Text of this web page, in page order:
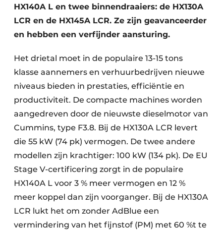
HX140A L en twee binnendraaiers: de HX130A
LCR en de HX145A LCR. Ze zijn geavanceerder
en hebben een verfijnder aansturing.
Het drietal moet in de populaire 13-15 tons
klasse aannemers en verhuurbedrijven nieuwe
niveaus bieden in prestaties, efficiëntie en
productiviteit. De compacte machines worden
aangedreven door de nieuwste dieselmotor van
Cummins, type F3.8. Bij de HX130A LCR levert
die 55 kW (74 pk) vermogen. De twee andere
modellen zijn krachtiger: 100 kW (134 pk). De EU
Stage V-certificering zorgt in de populaire
HX140A L voor 3 % meer vermogen en 12 %
meer koppel dan zijn voorganger. Bij de HX130A
LCR lukt het om zonder AdBlue een
vermindering van het fijnstof (PM) met 60 %t te